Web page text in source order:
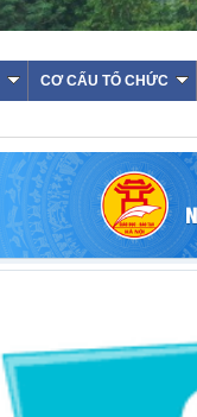
CƠ CẤU TỔ CHỨC